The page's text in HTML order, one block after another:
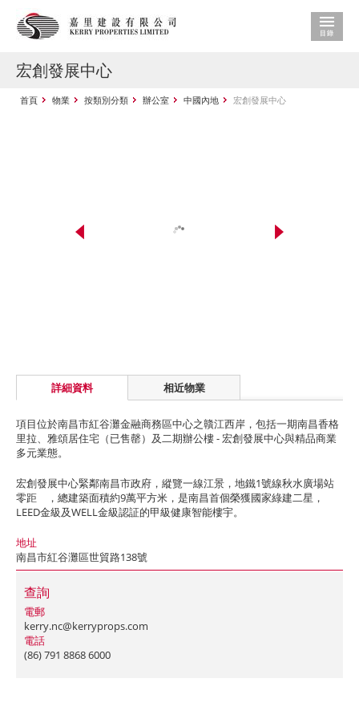
宏創發展中心
首頁 物業 按類別分類 辦公室 中國內地 宏創發展中心
詳細資料 相近物業
項目位於南昌市紅谷灘金融商務區中心之贛江西岸，包括一期南昌香格
里拉、雅頌居住宅（已售罄）及二期辦公樓 - 宏創發展中心與精品商業
多元業態。
宏創發展中心緊鄰南昌市政府，縱覽一線江景，地鐵1號線秋水廣場站
零距離，總建築面積約9萬平方米，是南昌首個榮獲國家綠建二星，
LEED金級及WELL金級認証的甲級健康智能樓宇。
地址
南昌市紅谷灘區世貿路138號
查詢
電郵
kerry.nc@kerryprops.com
電話
(86) 791 8868 6000